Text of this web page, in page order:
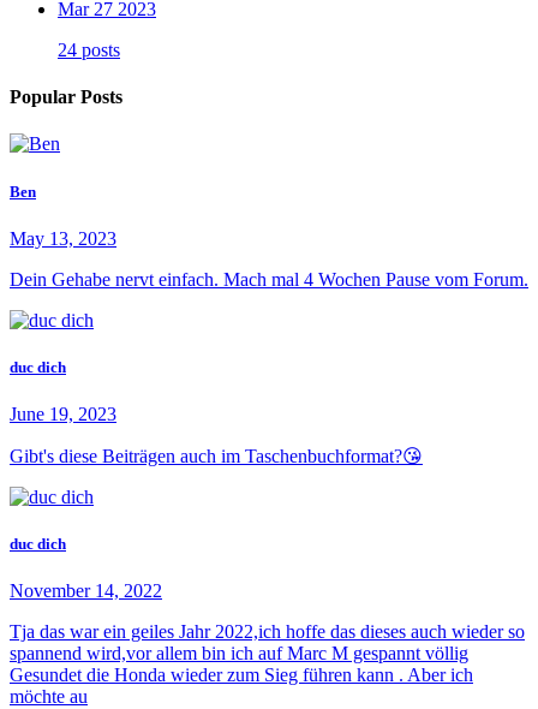
Mar 27 2023
24 posts
Popular Posts
Ben
May 13, 2023
Dein Gehabe nervt einfach. Mach mal 4 Wochen Pause vom Forum.
duc dich
June 19, 2023
Gibt's diese Beiträgen auch im Taschenbuchformat?😘
duc dich
November 14, 2022
Tja das war ein geiles Jahr 2022,ich hoffe das dieses auch wieder so
spannend wird,vor allem bin ich auf Marc M gespannt völlig
Gesundet die Honda wieder zum Sieg führen kann . Aber ich
möchte au